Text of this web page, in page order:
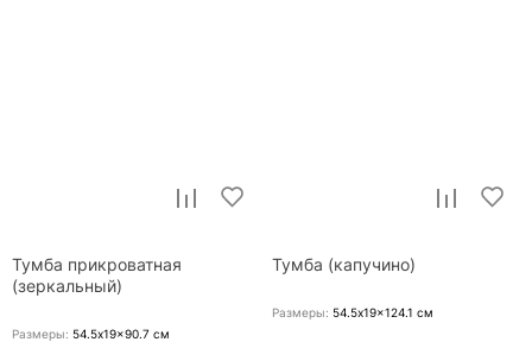
Тумба прикроватная
(зеркальный)
Размеры: 54.5x19x90.7 см
Тумба (капучино)
Размеры: 54.5x19x124.1 см